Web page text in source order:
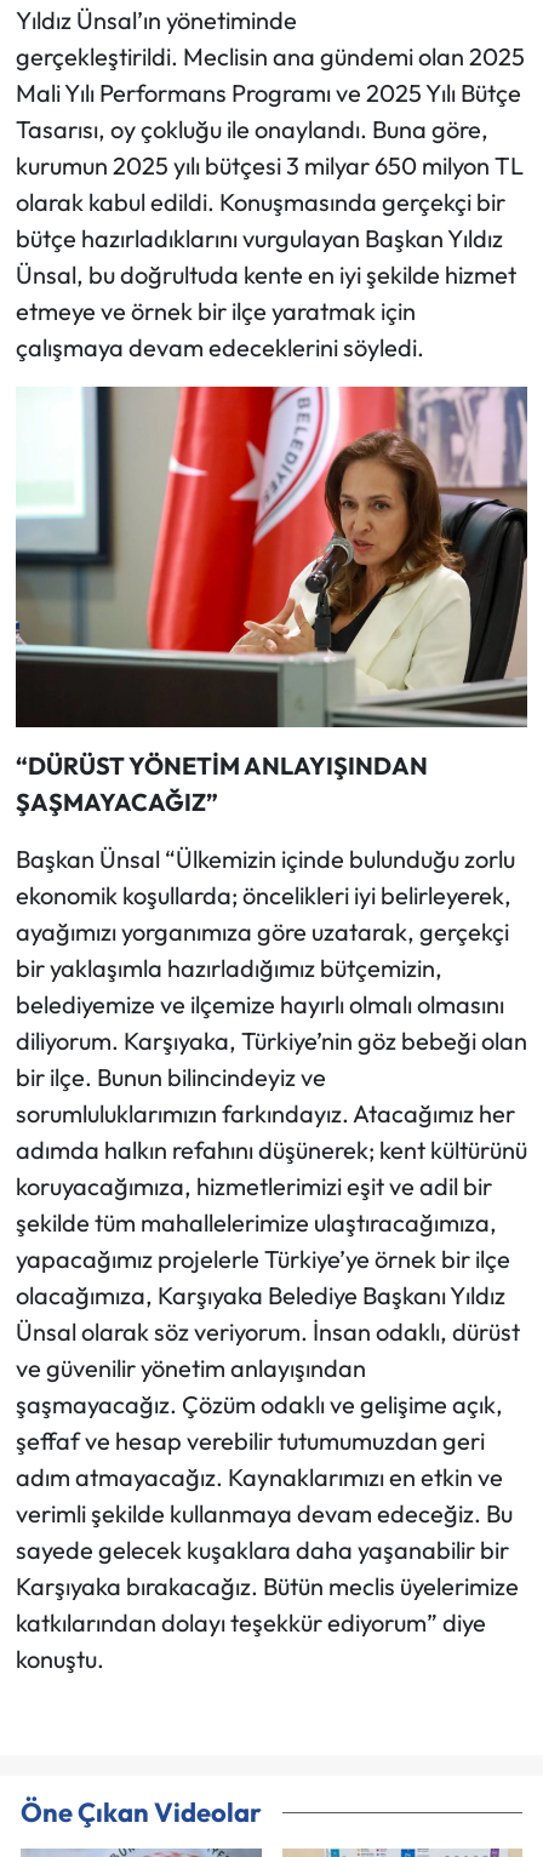
Yıldız Ünsal’ın yönetiminde
gerçekleştirildi. Meclisin ana gündemi olan 2025
Mali Yılı Performans Programı ve 2025 Yılı Bütçe
Tasarısı, oy çokluğu ile onaylandı. Buna göre,
kurumun 2025 yılı bütçesi 3 milyar 650 milyon TL
olarak kabul edildi. Konuşmasında gerçekçi bir
bütçe hazırladıklarını vurgulayan Başkan Yıldız
Ünsal, bu doğrultuda kente en iyi şekilde hizmet
etmeye ve örnek bir ilçe yaratmak için
çalışmaya devam edeceklerini söyledi.
“DÜRÜST YÖNETİM ANLAYIŞINDAN
ŞAŞMAYACAĞIZ”
Başkan Ünsal “Ülkemizin içinde bulunduğu zorlu
ekonomik koşullarda; öncelikleri iyi belirleyerek,
ayağımızı yorganımıza göre uzatarak, gerçekçi
bir yaklaşımla hazırladığımız bütçemizin,
belediyemize ve ilçemize hayırlı olmalı olmasını
diliyorum. Karşıyaka, Türkiye’nin göz bebeği olan
bir ilçe. Bunun bilincindeyiz ve
sorumluluklarımızın farkındayız. Atacağımız her
adımda halkın refahını düşünerek; kent kültürünü
koruyacağımıza, hizmetlerimizi eşit ve adil bir
şekilde tüm mahallelerimize ulaştıracağımıza,
yapacağımız projelerle Türkiye’ye örnek bir ilçe
olacağımıza, Karşıyaka Belediye Başkanı Yıldız
Ünsal olarak söz veriyorum. İnsan odaklı, dürüst
ve güvenilir yönetim anlayışından
şaşmayacağız. Çözüm odaklı ve gelişime açık,
şeffaf ve hesap verebilir tutumumuzdan geri
adım atmayacağız. Kaynaklarımızı en etkin ve
verimli şekilde kullanmaya devam edeceğiz. Bu
sayede gelecek kuşaklara daha yaşanabilir bir
Karşıyaka bırakacağız. Bütün meclis üyelerimize
katkılarından dolayı teşekkür ediyorum” diye
konuştu.
Öne Çıkan Videolar